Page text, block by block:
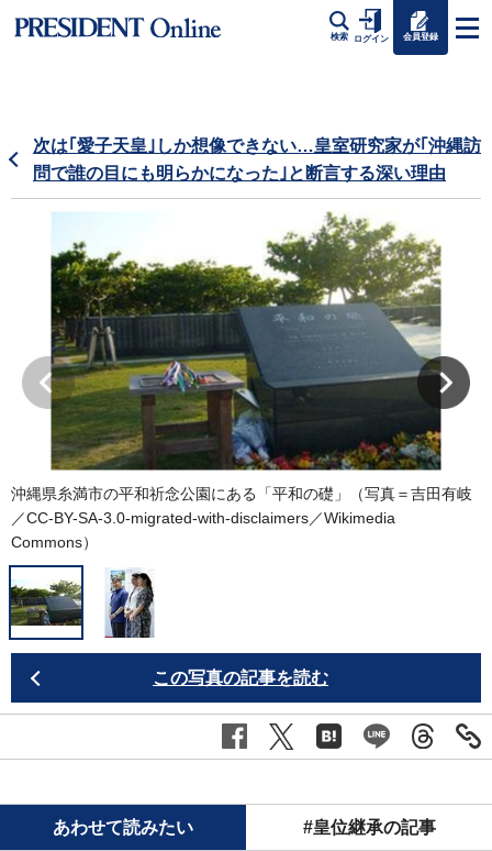
検索 ログイン 会員登録
次は｢愛子天皇｣しか想像できない…皇室研究家が｢沖縄訪
問で誰の目にも明らかになった｣と断言する深い理由
沖縄県糸満市の平和祈念公園にある「平和の礎」（写真＝吉田有岐
／CC-BY-SA-3.0-migrated-with-disclaimers／Wikimedia
Commons）
この写真の記事を読む
あわせて読みたい #皇位継承の記事